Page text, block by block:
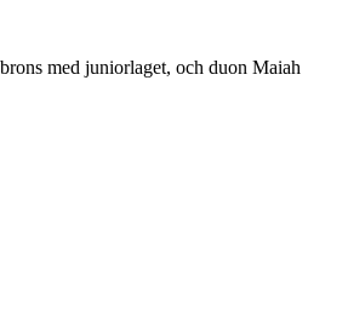
med juniorlaget, och duon Maiah